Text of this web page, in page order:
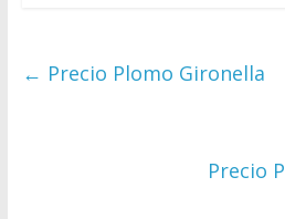
← Precio Plomo Gironella
Precio